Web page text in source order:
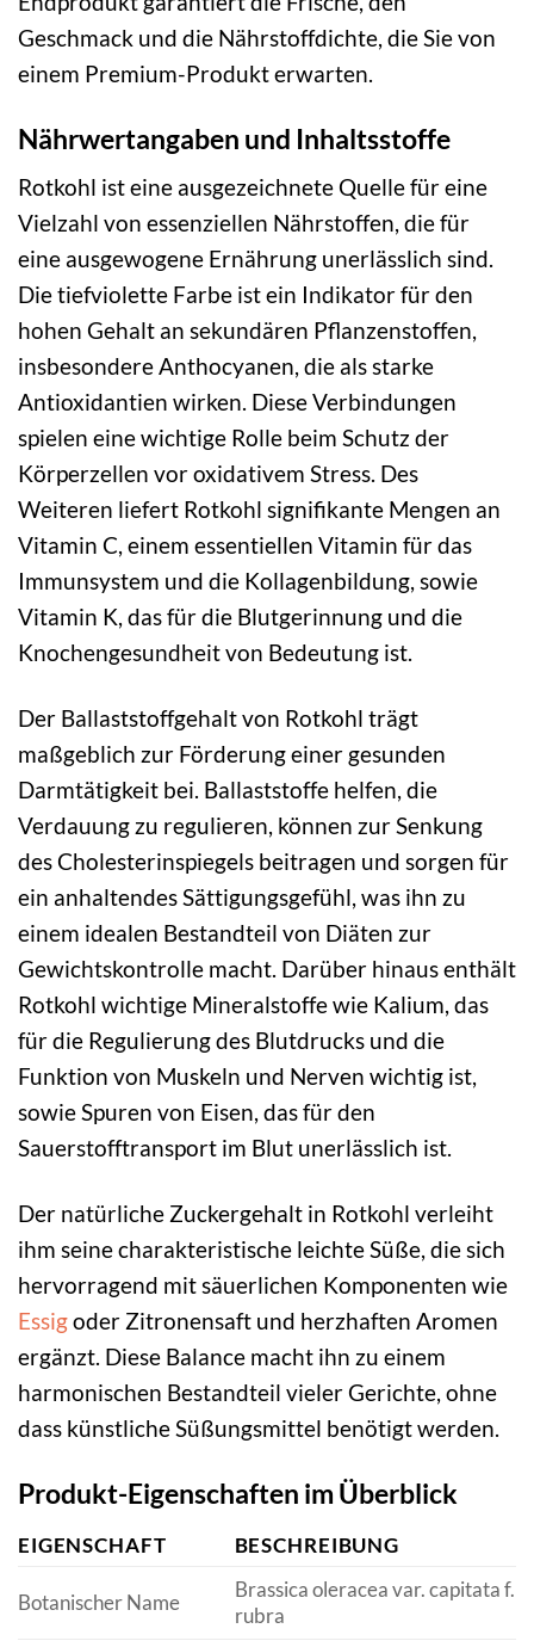
Geschmack und die Nährstoffdichte, die Sie von
einem Premium-Produkt erwarten.
Nährwertangaben und Inhaltsstoffe
Rotkohl ist eine ausgezeichnete Quelle für eine
Vielzahl von essenziellen Nährstoffen, die für
eine ausgewogene Ernährung unerlässlich sind.
Die tiefviolette Farbe ist ein Indikator für den
hohen Gehalt an sekundären Pflanzenstoffen,
insbesondere Anthocyanen, die als starke
Antioxidantien wirken. Diese Verbindungen
spielen eine wichtige Rolle beim Schutz der
Körperzellen vor oxidativem Stress. Des
Weiteren liefert Rotkohl signifikante Mengen an
Vitamin C, einem essentiellen Vitamin für das
Immunsystem und die Kollagenbildung, sowie
Vitamin K, das für die Blutgerinnung und die
Knochengesundheit von Bedeutung ist.
Der Ballaststoffgehalt von Rotkohl trägt
maßgeblich zur Förderung einer gesunden
Darmtätigkeit bei. Ballaststoffe helfen, die
Verdauung zu regulieren, können zur Senkung
des Cholesterinspiegels beitragen und sorgen für
ein anhaltendes Sättigungsgefühl, was ihn zu
einem idealen Bestandteil von Diäten zur
Gewichtskontrolle macht. Darüber hinaus enthält
Rotkohl wichtige Mineralstoffe wie Kalium, das
für die Regulierung des Blutdrucks und die
Funktion von Muskeln und Nerven wichtig ist,
sowie Spuren von Eisen, das für den
Sauerstofftransport im Blut unerlässlich ist.
Der natürliche Zuckergehalt in Rotkohl verleiht
ihm seine charakteristische leichte Süße, die sich
hervorragend mit säuerlichen Komponenten wie
Essigoder Zitronensaft und herzhaften Aromen
ergänzt. Diese Balance macht ihn zu einem
harmonischen Bestandteil vieler Gerichte, ohne
dass künstliche Süßungsmittel benötigt werden.
Produkt-Eigenschaften im Überblick
EIGENSCHAFT BESCHREIBUNG
Botanischer Name
Brassica oleracea var. capitata f.
rubra